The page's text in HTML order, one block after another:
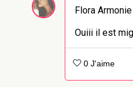
Flora Armonie
Ouiii il est
0 J'aime